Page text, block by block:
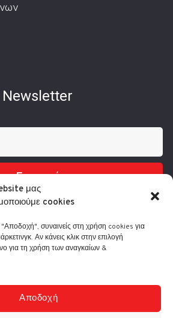
μας
cookies
συναινείς στη χρήση cookies για
Αν κάνεις κλικ στην επιλογή
για τη χρήση των αναγκαίων &
Αποδοχή
Εγγραφή
- 18:00